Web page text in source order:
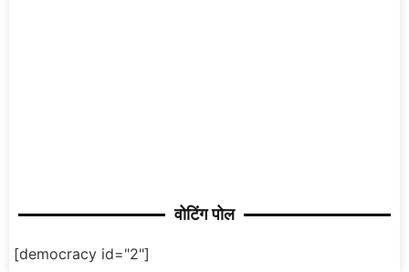
वोटिंग पोल
[democracy id="2"]